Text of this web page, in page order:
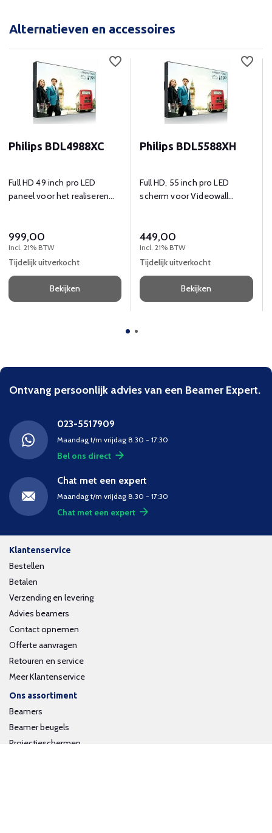
Alternatieven en accessoires
Philips BDL4988XC
Full HD 49 inch pro LED
paneel voor het realiseren
999,00
Incl. 21% BTW
Tijdelijk uitverkocht
Bekijken
Philips BDL5588XH
Full HD, 55 inch pro LED
scherm voor Videowall
449,00
Incl. 21% BTW
Tijdelijk uitverkocht
Bekijken
Ontvang persoonlijk advies van een Beamer Expert.
023-5517909
Maandag t/m vrijdag 8.30 - 17:30
Bel ons direct
Chat met een expert
Maandag t/m vrijdag 8.30 - 17:30
Chat met een expert
Klantenservice
Bestellen
Betalen
Verzending en levering
Advies beamers
Contact opnemen
Offerte aanvragen
Retouren en service
Meer Klantenservice
Ons assortiment
Beamers
Beamer beugels
Projectieschermen